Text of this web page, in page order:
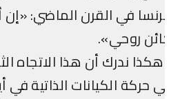
في القرن الماضي: «إن
روحي».
ندرك أن هذا الاتجاه
حركة الكيانات الذاتية في